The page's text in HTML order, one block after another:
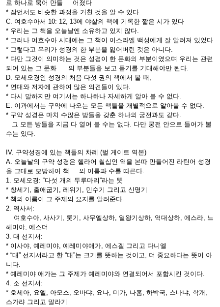
로 하나로 묶어 만들 어졌다
* 잠언서도 비슷한 과정을 거친 것을 알 수 있다.
C. 여호수아서 10: 12, 13에 야살의 책에 기록한 짧은 시가 있다
* 우리는 그 책을 오늘날엔 소유하고 있지 않다.
* 그러나 여호수아 시대에는 그 책이 이스라엘 백성에게 잘 알려져 있었다
* 그렇다고 우리가 성경의 한 부분을 잃어버린 것은 아니다.
* 다만 그것이 의미하는 것은 성경이 한 문화의 부분이였으며 우리는 관련
되어 있는 그 문화 의 부분들을 보고 듣기를 기대해야만 된다.
D. 모세오경인 성경의 처음 다섯 권의 책에서 볼 때,
* 연대와 저자에 관하여 많은 의견들이 있다.
* 다시 말하지만 여기서는 하나하나 자세하게 알아 볼 수 없다.
E. 이과에서는 구약에 나오는 모든 책들을 개별적으로 알아볼 수 없다.
* 구약 성경은 마치 수많은 방들을 갖춘 하나의 궁전과도 같다.
그 모든 방들을 지금 다 열어 볼 수는 없다. 다만 궁전 안으로 들어가 볼
수는 있다.
IV. 구약성경에 있는 책들의 차례 (벌 게이트 역본)
A. 오늘날의 구약 성경은 헬라어 칠십인 역을 본따 만들어진 라틴어 성경
을 그대로 모방하여 책 의 이름과 수를 따른다.
1. 모세오경: “다섯 개의 두루마리”라는 뜻
* 창세기, 출애굽기, 레위기, 민수기 그리고 신명기
* 책의 이름이 그 주제의 요지를 알려준다.
2. 역사서:
여호수아, 사사기, 룻기, 사무엘상하, 열왕기상하, 역대상하, 에스라, 느
헤미야, 에스더
3. 대 선지서:
* 이사야, 예레미야, 예레미야애가, 에스겔 그리고 다니엘
* “대” 선지서라고 한 “대”는 크기를 뜻하는 것이고, 더 중요하다는 뜻이 아
니다.
* 예레미야 애가는 그 주제가 예레미야와 연결되어서 포함시킨 것이다.
4. 소 선지서:
* 호세아, 요엘, 아모스, 오바댜, 요나, 미가, 나훔, 하박국, 스바냐, 학개,
스가랴 그리고 말라기